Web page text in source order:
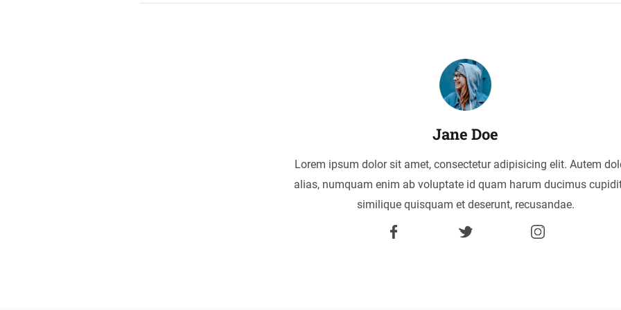
Jane Doe
Lorem ipsum dolor sit amet, consectetur adipisicing elit. Autem
alias, numquam enim ab voluptate id quam harum ducimus
similique quisquam et deserunt, recusandae.